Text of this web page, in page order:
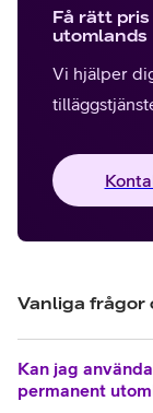
Få rätt
utomlands
Vi hjälper
Vanliga frågor
Kan jag
permanent